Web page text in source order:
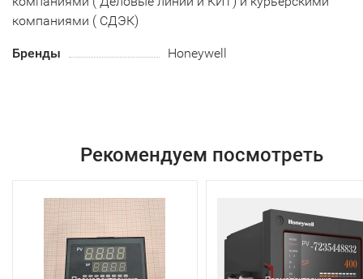
компаниями ( СДЭК)
Бренды Honeywell
Рекомендуем посмотреть